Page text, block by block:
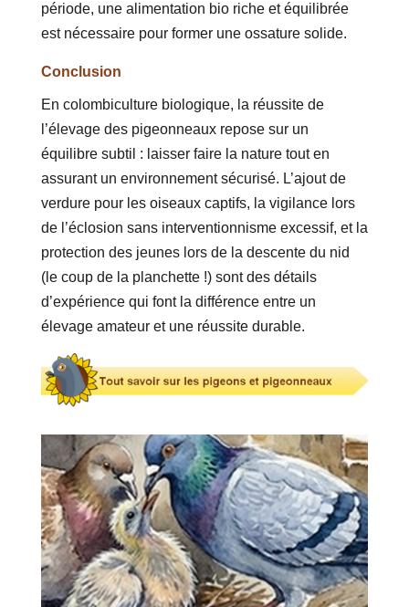
période, une alimentation bio riche et équilibrée
est nécessaire pour former une ossature solide.
Conclusion
En colombiculture biologique, la réussite de
l’élevage des pigeonneaux repose sur un
équilibre subtil : laisser faire la nature tout en
assurant un environnement sécurisé. L’ajout de
verdure pour les oiseaux captifs, la vigilance lors
de l’éclosion sans interventionnisme excessif, et la
protection des jeunes lors de la descente du nid
(le coup de la planchette !) sont des détails
d’expérience qui font la différence entre un
élevage amateur et une réussite durable.